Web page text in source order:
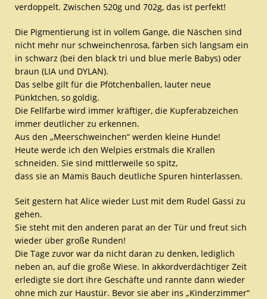
verdoppelt. Zwischen 520g und 702g, das ist perfekt!
Die Pigmentierung ist in vollem Gange, die Näschen sind
nicht mehr nur schweinchenrosa, färben sich langsam ein
in schwarz (bei den black tri und blue merle Babys) oder
braun (LIA und DYLAN).
Das selbe gilt für die Pfötchenballen, lauter neue
Pünktchen, so goldig.
Die Fellfarbe wird immer kräftiger, die Kupferabzeichen
immer deutlicher zu erkennen.
Aus den „Meerschweinchen“ werden kleine Hunde!
Heute werde ich den Welpies erstmals die Krallen
schneiden. Sie sind mittlerweile so spitz,
dass sie an Mamis Bauch deutliche Spuren hinterlassen.
Seit gestern hat Alice wieder Lust mit dem Rudel Gassi zu
gehen.
Sie steht mit den anderen parat an der Tür und freut sich
wieder über große Runden!
Die Tage zuvor war da nicht daran zu denken, lediglich
neben an, auf die große Wiese. In akkordverdächtiger Zeit
erledigte sie dort ihre Geschäfte und rannte dann wieder
ohne mich zur Haustür. Bevor sie aber ins „Kinderzimmer“